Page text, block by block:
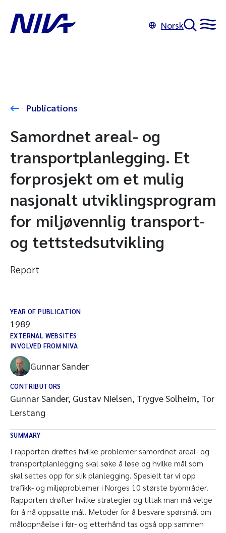
Norsk
Publications
Samordnet areal- og
transportplanlegging. Et
forprosjekt om et mulig
nasjonalt utviklingsprogram
for miljøvennlig transport-
og tettstedsutvikling
Report
YEAR OF PUBLICATION
1989
EXTERNAL WEBSITES
INVOLVED FROM NIVA
Gunnar Sander
CONTRIBUTORS
Gunnar Sander, Gustav Nielsen, Trygve Solheim, Tor
Lerstang
SUMMARY
I rapporten drøftes hvilke problemer samordnet areal- og
transportplanlegging skal søke å løse og hvilke mål som
skal settes opp for slik planlegging. Spesielt tar vi opp
trafikk- og miljøproblemer i Norges 10 største byområder.
Rapporten drøfter hvilke strategier og tiltak man må velge
for å nå oppsatte mål. Metoder for å besvare spørsmål om
måloppnåelse i før- og etterhånd tas også opp sammen